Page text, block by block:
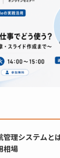
管理システムと
相場